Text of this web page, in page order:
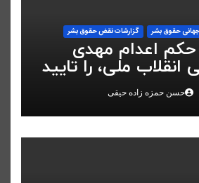
جهانی حقوق بشر گزارشات نقض حقوق بشر
حکم اعدام مهدی
انقلاب ملی، را تایید
حسن حمزه زاده حیقی